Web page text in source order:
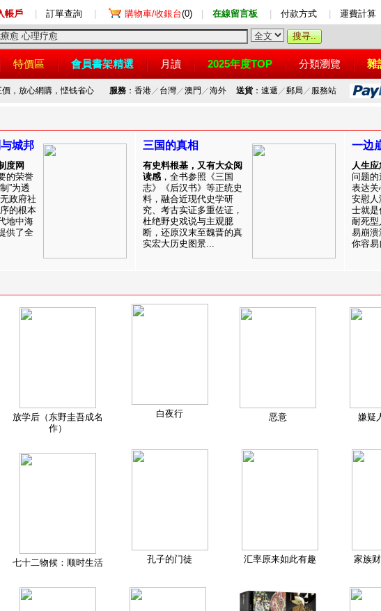
帳戶 訂單查詢 購物車/收銀台(0) 在線留言板 付款方式 運費計算
特價區 會員書架精選 月讀 2025年度TOP 分類瀏覽 雜
，放心網購，悭钱省心 服務：香港／ 台灣／澳門 ／海外 送貨：速遞 ／郵局 ／ 服務站
城邦
度网
的荣誉
”为透
政府社
的根本
地中海
供了全
三国的真相
有史料根基，又有大众阅
读感 ，全书参照《三国
志》《后汉书》等正统史
料，融合近现代史学研
究、考古实证多重佐证，
杜绝野史戏说与主观臆
断，还原汉末至魏晋的真
实宏大历史图景...
一边
人生
问题
表达关
安慰人
士就是
耐死型
易崩溃
你容
放学后（东野圭吾成名
作）
白夜行 恶意 嫌疑
七十二物候：顺时生活 孔子的门徒 汇率原来如此有趣 家族